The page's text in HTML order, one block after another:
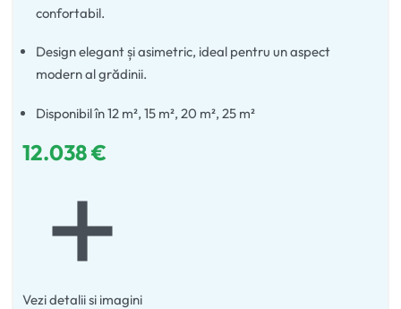
confortabil.
Design elegant și asimetric, ideal pentru un aspect
modern al grădinii.
Disponibil în 12 m², 15 m², 20 m², 25 m²
12.038€
Vezi detalii si imagini